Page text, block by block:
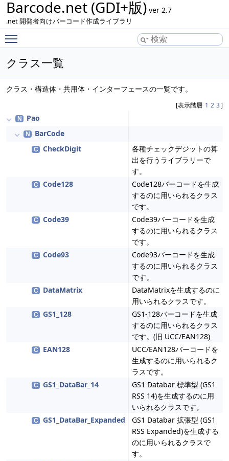
Barcode.net (GDI+版) ver 2.7
.net 開発者向けバーコード作成ライブラリ
クラス一覧
クラス・構造体・共用体・インターフェースの一覧です。
[表示階層 1 2 3]
N Pao
N BarCode
C CheckDigit
各種チェックデジットの算
出を行うライブラリーで
す。
C Code128
Code128バーコードを生成
するのに用いられるクラス
です。
C Code39
Code39バーコードを生成
するのに用いられるクラス
です。
C Code93
Code93バーコードを生成
するのに用いられるクラス
です。
C DataMatrix
DataMatrixを生成するのに
用いられるクラスです。
C GS1_128
GS1-128バーコードを生成
するのに用いられるクラス
です。(旧 UCC/EAN128)
C EAN128
UCC/EAN128バーコードを
生成するのに用いられるク
ラスです。
C GS1_DataBar_14
GS1 Databar 標準型 (GS1
RSS 14)を生成するのに用
いられるクラスです。
C GS1_DataBar_Expanded
GS1 Databar 拡張型 (GS1
RSS Expanded)を生成する
のに用いられるクラスで
す。